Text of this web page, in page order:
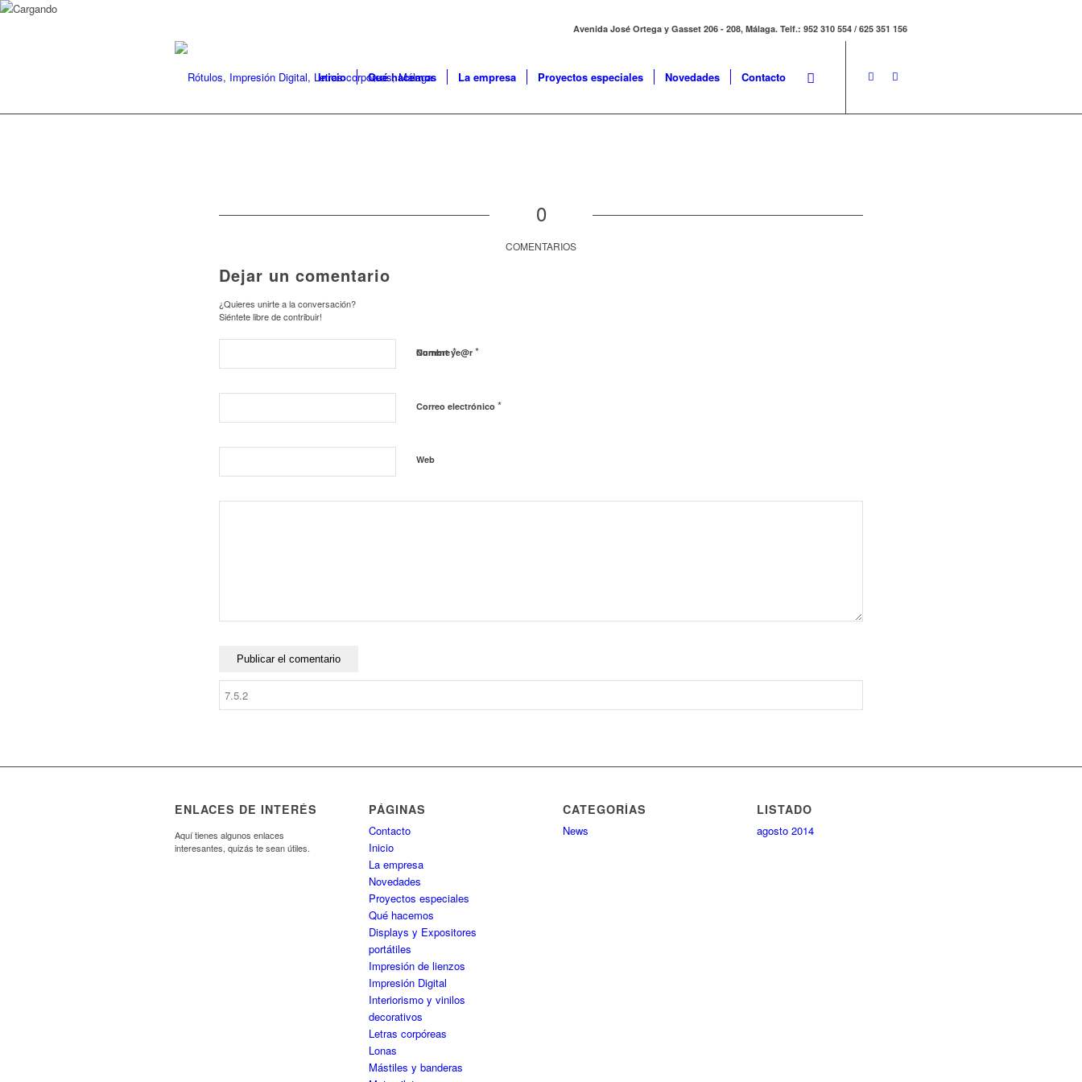
Avenida José Ortega y Gasset 206 - 208, Málaga. Telf.: 952 310 554 / 625 351 156
Inicio Qué hacemos La empresa Proyectos especiales Novedades Contacto
0
COMENTARIOS
Dejar un comentario
¿Quieres unirte a la conversación?
Siéntete libre de contribuir!
Nombre*
Correo electrónico *
Web
Current ye@r *
ENLACES DE INTERÉS
Aquí tienes algunos enlaces
interesantes, quizás te sean útiles.
PÁGINAS
Contacto
Inicio
La empresa
Novedades
Proyectos especiales
Qué hacemos
Displays y Expositores
portátiles
Impresión de lienzos
Impresión Digital
Interiorismo y vinilos
decorativos
Letras corpóreas
Lonas
Mástiles y banderas
CATEGORÍAS
News
LISTADO
agosto 2014